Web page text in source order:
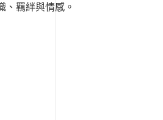
、羈絆與情感。